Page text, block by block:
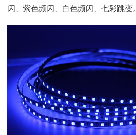
闪、紫色频闪、白色频闪、七彩跳变。